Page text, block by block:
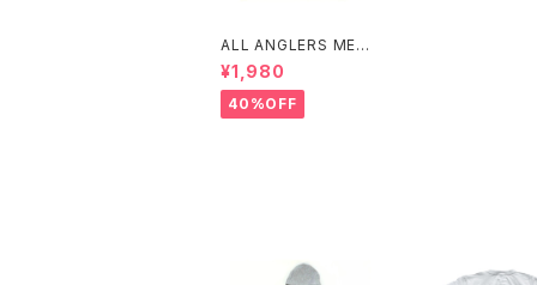
ALL ANGLERS MESH
TRUCKER CAP(BLA
CK)
¥1,980
40%OFF